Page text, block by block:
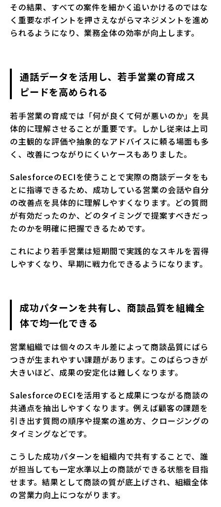
その結果、すべての案件を細かく追いかけるのではな
く重要なポイントを押さえながらマネジメントを進め
られるようになり、業務全体の効率が向上します。
通話データを活用し、若手営業の育成ス
ピードを高められる
若手営業の育成では「何が良くて何が悪いのか」を具
体的に理解させることが重要です。しかし従来は上司
の主観的な評価や抽象的なアドバイスに頼る場面も多
く、改善につながりにくいケースもありました。
SalesforceのECIを使うことで実際の商談データをも
とに指導できるため、成功している営業の会話や自分
の改善点を具体的に理解しやすくなります。どの質問
が有効だったのか、どのタイミングで提案すべきだっ
たのかを明確に把握できるためです。
これにより若手営業は短期間で実践的なスキルを習得
しやすくなり、早期に戦力化できるようになります。
成功パターンを共有し、商談品質を組織全
体で均一化できる
営業組織では個々のスキル差によって商談品質にばら
つきが生まれやすい課題があります。このばらつきが
大きいほど、成果の安定化は難しくなります。
SalesforceのECIを活用すると成果につながる商談の
共通点を抽出しやすくなります。例えば顧客の課題を
引き出す質問の順序や提案の進め方、クロージングの
タイミングなどです。
こうした成功パターンを組織内で共有することで、誰
が担当しても一定水準以上の商談ができる状態を目指
せます。結果として商談の質が底上げされ、組織全体
の営業力向上につながります。